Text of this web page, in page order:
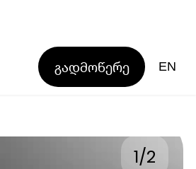
გადმოწერე EN
1/2